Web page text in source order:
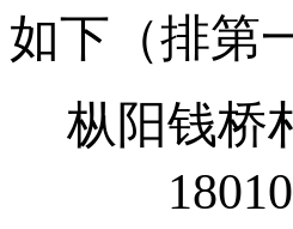
如下（排第
枞阳钱桥